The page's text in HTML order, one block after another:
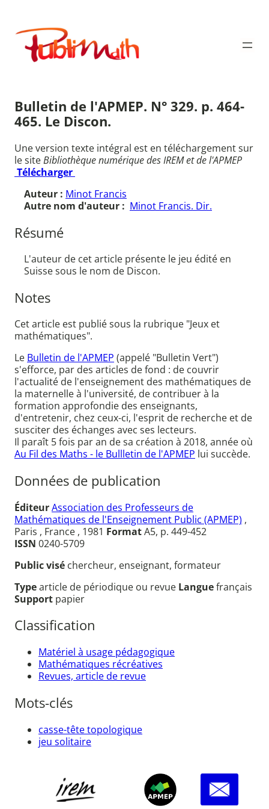
contenu
Publimath
Bulletin de l'APMEP. N° 329. p. 464-
465. Le Discon.
Une version texte intégral est en téléchargement sur
le siteBibliothèque numérique des IREM et de l'APMEP
Télécharger
Auteur : Minot Francis
Autre nom d'auteur : Minot Francis. Dir.
Résumé
L'auteur de cet article présente le jeu édité en
Suisse sous le nom de Discon.
Notes
Cet article est publié sous la rubrique "Jeux et
mathématiques".
Le Bulletin de l'APMEP (appelé "Bulletin Vert")
s'efforce, par des articles de fond : de couvrir
l'actualité de l'enseignement des mathématiques de
la maternelle à l'université, de contribuer à la
formation approfondie des enseignants,
d'entretenir, chez ceux-ci, l'esprit de recherche et de
susciter des échanges avec ses lecteurs.
Il paraît 5 fois par an de sa création à 2018, année où
Au Fil des Maths - le Bullletin de l'APMEP lui succède.
Données de publication
ÉditeurAssociation des Professeurs de
Mathématiques de l'Enseignement Public (APMEP) ,
Paris , France , 1981 FormatA5, p. 449-452
ISSN 0240-5709
Public visé chercheur, enseignant, formateur
Typearticle de périodique ou revue Languefrançais
Support papier
Classification
Matériel à usage pédagogique
Mathématiques récréatives
Revues, article de revue
Mots-clés
casse-tête topologique
jeu solitaire